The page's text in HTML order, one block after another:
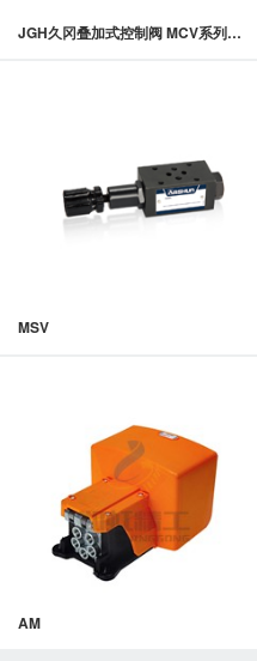
JGH久冈叠加式控制阀 MCV系列叠加式单向阀
MSV
AM